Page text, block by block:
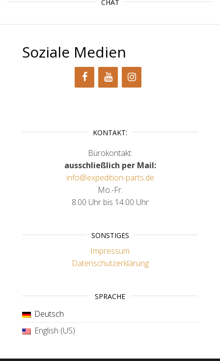
CHAT
Soziale Medien
KONTAKT:
Bürokontakt:
ausschließlich per Mail:
info@expedition-parts.de
Mo.-Fr.
8.00 Uhr bis 14.00 Uhr
SONSTIGES
Impressum
Datenschutzerklärung
SPRACHE
Deutsch
English (US)